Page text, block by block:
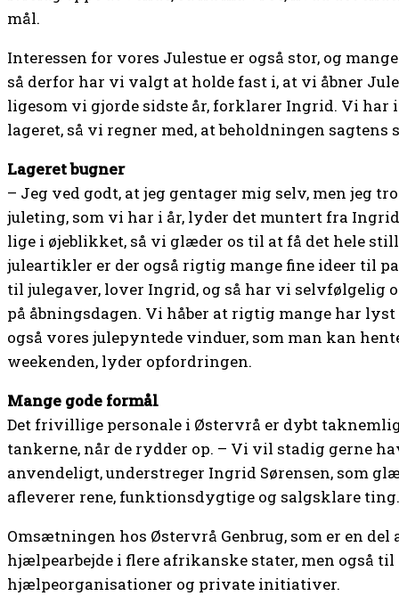
mål.
Interessen for vores Julestue er også stor, og
så derfor har vi valgt at holde fast i, at vi åbner
ligesom vi gjorde sidste år, forklarer Ingrid. Vi har
lageret, så vi regner med, at beholdningen sagtens
Lageret bugner
– Jeg ved godt, at jeg gentager mig selv, men jeg
juleting, som vi har i år, lyder det muntert fra
lige i øjeblikket, så vi glæder os til at få det hele
juleartikler er der også rigtig mange fine ideer til
til julegaver, lover Ingrid, og så har vi selvfølgelig
på åbningsdagen. Vi håber at rigtig mange har
også vores julepyntede vinduer, som man kan
weekenden, lyder opfordringen.
Mange gode formål
Det frivillige personale i Østervrå er dybt
tankerne, når de rydder op. – Vi vil stadig gerne
anvendeligt, understreger Ingrid Sørensen, som
afleverer rene, funktionsdygtige og salgsklare
Omsætningen hos Østervrå Genbrug, som er en
hjælpearbejde i flere afrikanske stater, men også til
hjælpeorganisationer og private initiativer.